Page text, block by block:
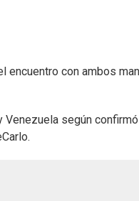
encuentro con ambos
Venezuela según